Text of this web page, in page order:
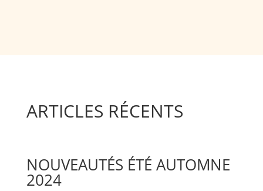
ARTICLES RÉCENTS
NOUVEAUTÉS ÉTÉ AUTOMNE
2024